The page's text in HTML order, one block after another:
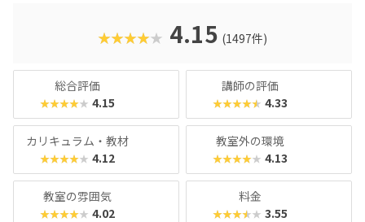
クに慣れている今の子どもでも、「安っぽい」「子どもっぽ
い」と思わず勉強に取り組めるでしょう。学習結果は通信簿
★★★★★ 4.15 (1497件)
総合評価
★★★★★ 4.15
講師の評価
★★★★★ 4.33
カリキュラム・教材
★★★★★ 4.12
教室外の環境
★★★★★ 4.13
教室の雰囲気
★★★★★ 4.02
料金
★★★★★ 3.55